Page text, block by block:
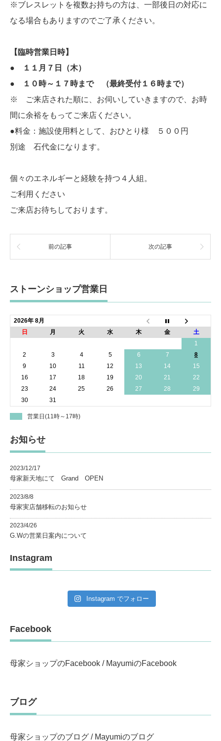
※ブレスレットを複数お持ちの方は、一部後日の対応に
なる場合もありますのでご了承ください。
【臨時営業日時】
● １１月７日（木）
● １０時～１７時まで （最終受付１６時まで）
※ ご来店された順に、お伺いしていきますので、お時
間に余裕をもってご来店ください。
●料金：施設使用料として、おひとり様 ５００円
別途 石代金になります。
個々のエネルギーと経験を持つ４人組。
ご利用ください
ご来店お待ちしております。
前の記事 次の記事
ストーンショップ営業日
2026年 8月
日
月 火 水 木 金
土
1
2
3 4 5 6 7
8
9
10 11 12 13 14
15
16
17 18 19 20 21
22
23
24 25 26 27 28
29
30
31
営業日(11時～17時)
お知らせ
2023/12/17
母家新天地にて Grand OPEN
2023/8/8
母家実店舗移転のお知らせ
2023/4/26
G.Wの営業日案内について
Instagram
Instagram でフォロー
Facebook
母家ショップのFacebook / MayumiのFacebook
ブログ
母家ショップのブログ / Mayumiのブログ